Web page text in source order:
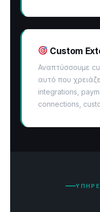
Custom
Αναπτύσσουμε
αυτό που
integrations,
connections,